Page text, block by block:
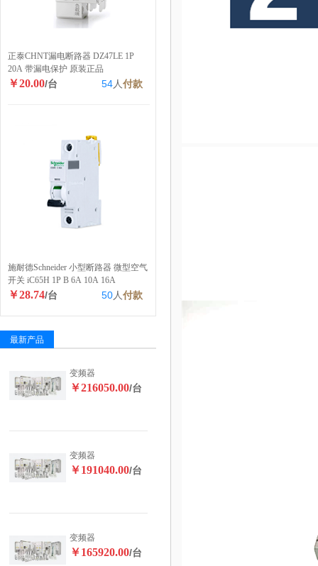
正泰CHNT漏电断路器 DZ47LE 1P
20A 带漏电保护 原装正品
￥20.00/台 54人付款
施耐德Schneider 小型断路器 微型空气
开关 iC65H 1P B 6A 10A 16A
￥28.74/台 50人付款
最新产品
变频器
￥216050.00/台
变频器
￥191040.00/台
变频器
￥165920.00/台